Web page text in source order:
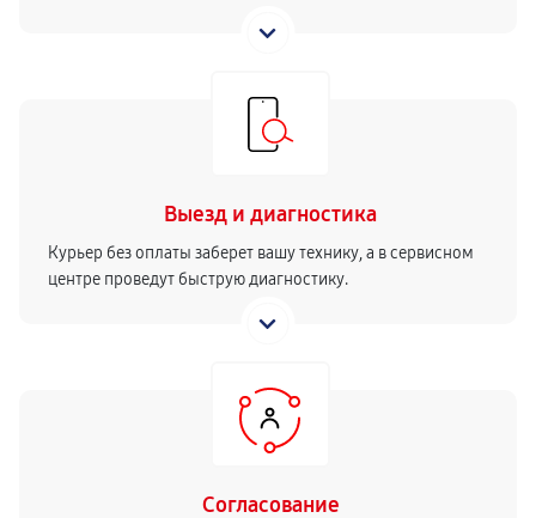
Выезд и диагностика
Курьер без оплаты заберет вашу технику, а в сервисном
центре проведут быструю диагностику.
Согласование